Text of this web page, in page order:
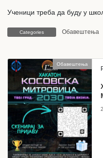
Ученици треба да буду у
Categories Обавештења
Обавештења